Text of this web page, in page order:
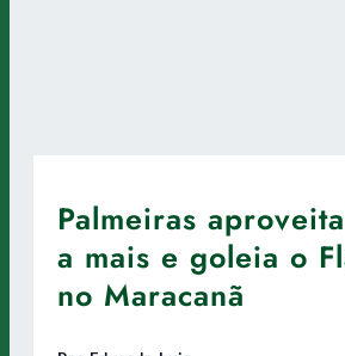
Palmeiras
a mais e goleia o
no Maracanã